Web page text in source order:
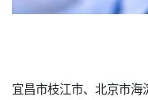
宜昌市枝江市、北京市